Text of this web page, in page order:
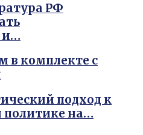
РФ
и…
в комплекте с
подход к
политике на…